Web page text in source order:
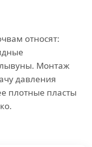
относят:
Монтаж
давления
плотные пласты